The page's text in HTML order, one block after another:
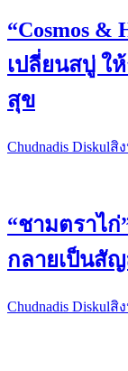
“Cosmos &
เปลี่ยนสบู่ ใ
สุข
Chudnadis Diskulสิ
“ชามตราไก่
กลายเป็นสั
Chudnadis Diskulสิ